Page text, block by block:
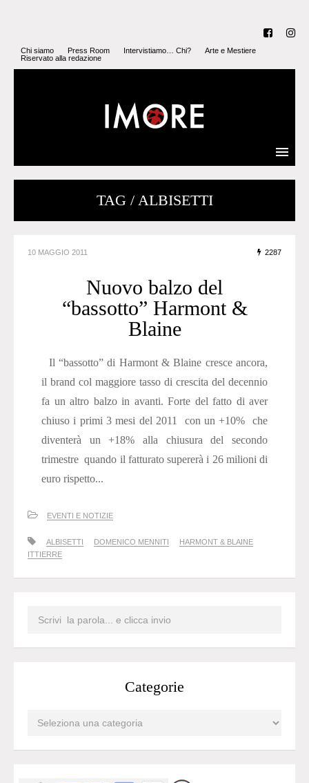
Chi siamo Press Room Intervistiamo… Chi?
Arte e Mestiere
Riservato alla redazione
TAG / ALBISETTI
10 MAGGIO 2011 2287
Nuovo balzo del
“bassotto” Harmont &
Blaine
Il “bassotto” di Harmont & Blaine cresce ancora,
il brand col maggiore tasso di crescita del decennio
fa un altro balzo in avanti. Forte del fatto di aver
chiuso i primi 3 mesi del 2011 con un +10% che
diventerà un +18% alla chiusura del secondo
trimestre quando il fatturato supererà i 26 milioni di
euro rispetto...
EVENTI E NOTIZIE
ALBISETTI DOMENICO MENNITI
HARMONT & BLAINE
ITTIERRE
Categorie